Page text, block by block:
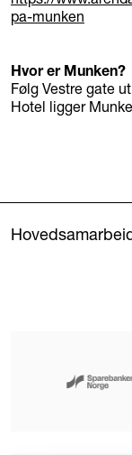
pa-munken
Hvor er Munken?
Følg Vestre gate
Hotel ligger